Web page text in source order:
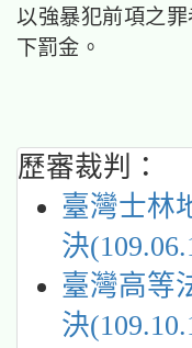
以強暴犯前項之
下罰金。
歷審裁判：
臺灣士林
決
臺灣高等
決